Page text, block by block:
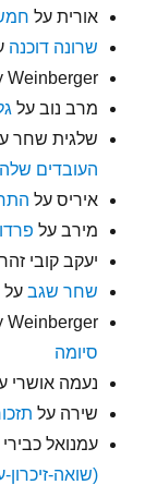
אורית על
שרונה דוכנה
Weinberger
מרב נוב על
שלגית שחר
העובדים
איריס על
מירב על
יעקב קובי זהר
שחר שגב על
Weinberger
סיומה
נעמה אושרי
שירה על
עמנואל כבירי
(שואה-